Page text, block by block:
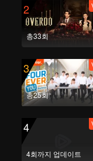
2
총33회
3
총25회
4
4회까지 업데이트